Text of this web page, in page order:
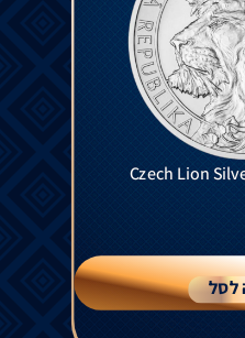
Czech Lion
לסל